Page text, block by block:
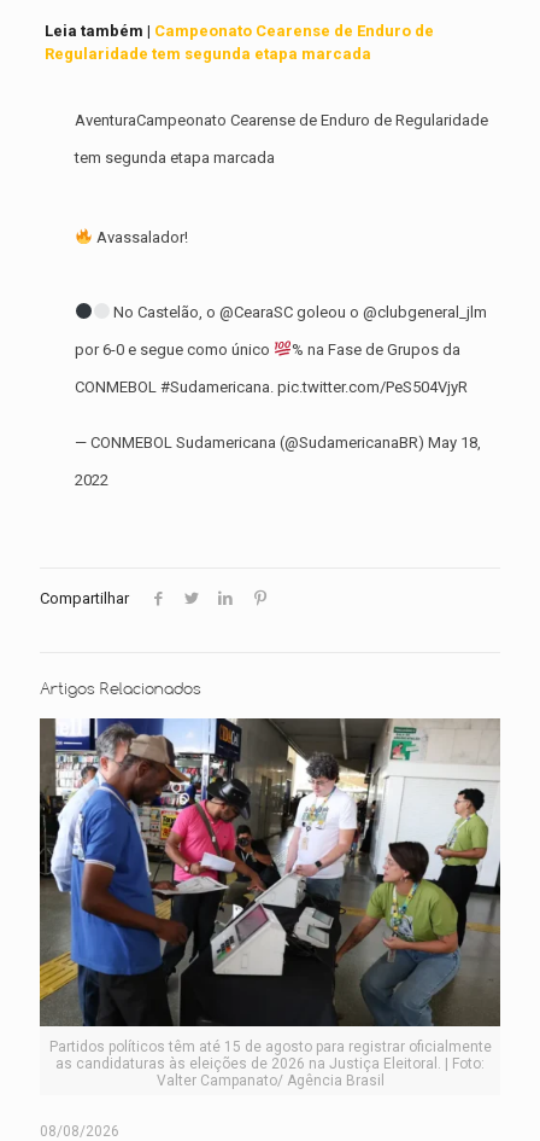
Leia também | Campeonato Cearense de Enduro de
Regularidade tem segunda etapa marcada
AventuraCampeonato Cearense de Enduro de Regularidade
tem segunda etapa marcada
Avassalador!
No Castelão, o@CearaSC goleou o@clubgeneral_jlm
por 6-0 e segue como único % na Fase de Grupos da
CONMEBOL #Sudamericana pic.twitter.com/PeS504VjyR
— CONMEBOL Sudamericana (@SudamericanaBR) May 18,
2022
Compartilhar
Artigos Relacionados
Partidos políticos têm até 15 de agosto para registrar oficialmente
as candidaturas às eleições de 2026 na Justiça Eleitoral. | Foto:
Valter Campanato/ Agência Brasil
08/08/2026